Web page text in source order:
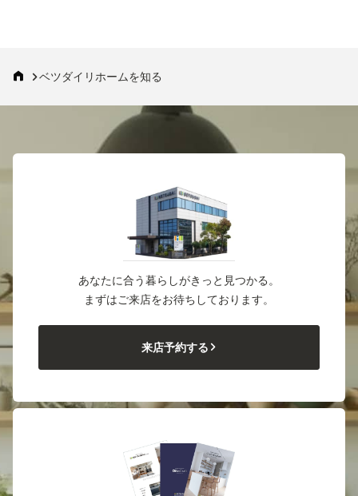
ベツダイリホームを知る
あなたに合う暮らしがきっと見つかる。
まずはご来店をお待ちしております。
来店予約する